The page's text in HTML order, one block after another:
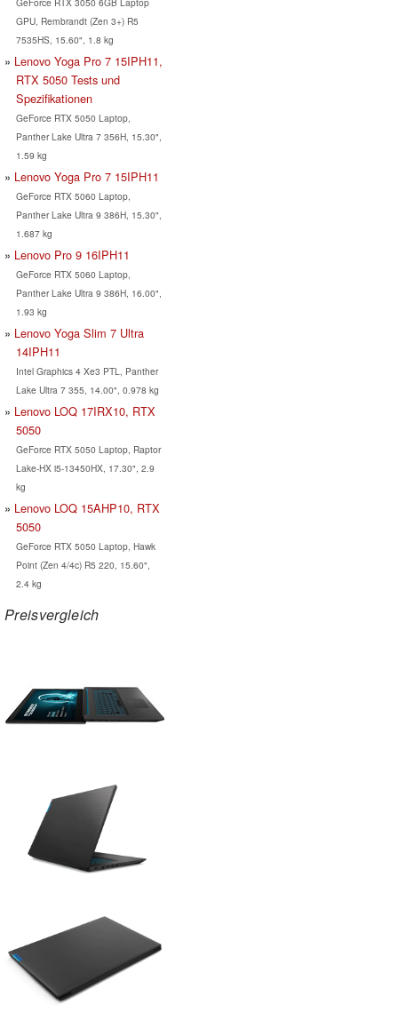
GPU, Rembrandt (Zen 3+) R5
7535HS, 15.60", 1.8 kg
Lenovo Yoga Pro 7 15IPH11,
RTX 5050 Tests und
Spezifikationen
GeForce RTX 5050 Laptop,
Panther Lake Ultra 7 356H, 15.30",
1.59 kg
Lenovo Yoga Pro 7 15IPH11
GeForce RTX 5060 Laptop,
Panther Lake Ultra 9 386H, 15.30",
1.687 kg
Lenovo Pro 9 16IPH11
GeForce RTX 5060 Laptop,
Panther Lake Ultra 9 386H, 16.00",
1.93 kg
Lenovo Yoga Slim 7 Ultra
14IPH11
Intel Graphics 4 Xe3 PTL, Panther
Lake Ultra 7 355, 14.00", 0.978 kg
Lenovo LOQ 17IRX10, RTX
5050
GeForce RTX 5050 Laptop, Raptor
Lake-HX i5-13450HX, 17.30", 2.9
kg
Lenovo LOQ 15AHP10, RTX
5050
GeForce RTX 5050 Laptop, Hawk
Point (Zen 4/4c) R5 220, 15.60",
2.4 kg
Preisvergleich